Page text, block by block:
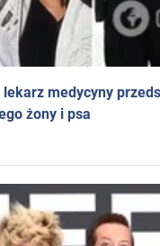
medycyny
żony i psa